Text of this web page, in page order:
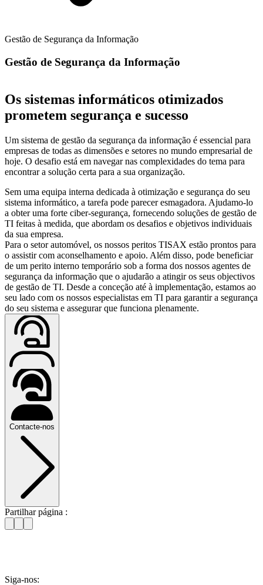
Gestão de Segurança da Informação
Gestão de Segurança da Informação
Os sistemas informáticos otimizados
prometem segurança e sucesso
Um sistema de gestão da segurança da informação é essencial para
empresas de todas as dimensões e setores no mundo empresarial de
hoje. O desafio está em navegar nas complexidades do tema para
encontrar a solução certa para a sua organização.
Sem uma equipa interna dedicada à otimização e segurança do seu
sistema informático, a tarefa pode parecer esmagadora. Ajudamo-lo
a obter uma forte ciber-segurança, fornecendo soluções de gestão de
TI feitas à medida, que abordam os desafios e objetivos individuais
da sua empresa.
Para o setor automóvel, os nossos peritos TISAX estão prontos para
o assistir com aconselhamento e apoio. Além disso, pode beneficiar
de um perito interno temporário sob a forma dos nossos agentes de
segurança da informação que o ajudarão a atingir os seus objectivos
de gestão de TI. Desde a conceção até à implementação, estamos ao
seu lado com os nossos especialistas em TI para garantir a segurança
do seu sistema e assegurar que funciona plenamente.
Contacte-nos
Partilhar página :
Siga-nos: